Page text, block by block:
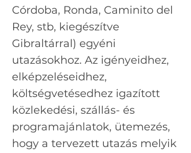
Córdoba, Ronda, Caminito del
Rey, stb, kiegészítve
Gibraltárral) egyéni
utazásokhoz. Az igényeidhez,
elképzeléseidhez,
költségvetésedhez igazított
közlekedési, szállás- és
programajánlatok, ütemezés,
hogy a tervezett utazás melyik